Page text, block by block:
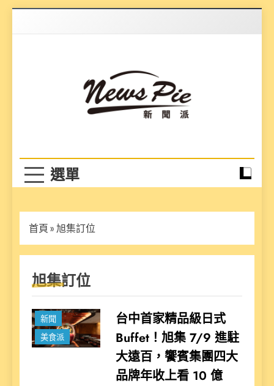
首頁 » 旭集訂位
旭集訂位
新聞
美食派
台中首家精品級日式
Buffet！旭集 7/9 進駐
大遠百，饗賓集團四大
品牌年收上看 10 億